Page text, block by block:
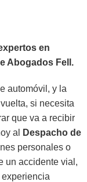
en
Abogados Fell.
automóvil, y la
si necesita
que va a recibir
al
Despacho de
personales o
un accidente vial,